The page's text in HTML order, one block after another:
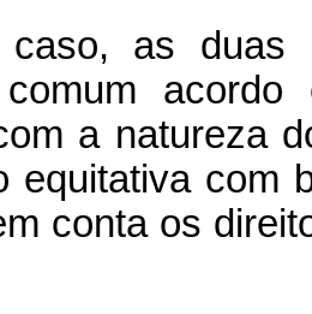
as duas
a natureza
equitativa com
conta os